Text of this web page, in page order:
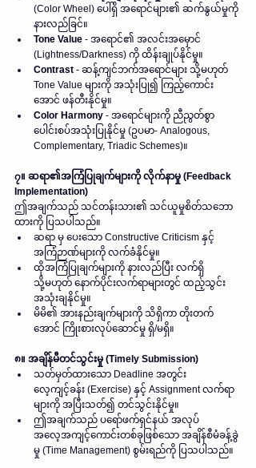
(Color Wheel) ပေါ်ရှိ အရောင်များ၏ ဆက်နွယ်မှုကို
နားလည်ခြင်။
Tone Value - အရောင်၏ အလင်းအမှောင်
(Lightness/Darkness) ကို ထိန်းချုပ်နိုင်မှု။
Contrast - ဆန့်ကျင်ဘက်အရောင်များ သို့မဟုတ်
Tone Value များကို အသုံးပြု၍ ကြည့်ကောင်း
အောင် ဖန်တီးနိုင်မှု။
Color Harmony - အရောင်များကို ညီညွတ်စွာ
ပေါင်းစပ်အသုံးပြုနိုင်မှု (ဥပမာ- Analogous,
Complementary, Triadic Schemes)။
၇။ ဆရာ၏အကြံပြုချက်များကို လိုက်နာမှု (Feedback
Implementation)
ဤအချက်သည် သင်တန်းသား၏ သင်ယူမှုစိတ်သဘော
ထားကို ပြသပါသည်။
ဆရာ မှ ပေးသော Constructive Criticism နှင့်
အကြံဉာဏ်များကို လက်ခံနိုင်မှု။
ထိုအကြံပြုချက်များကို နားလည်ပြီး လက်ရှိ
သို့မဟုတ် နောက်ပိုင်းလက်ရာများတွင် ထည့်သွင်း
အသုံးချနိုင်မှု။
မိမိ၏ အားနည်းချက်များကို သိရှိကာ တိုးတက်
အောင် ကြိုးစားလုပ်ဆောင်မှု ရှိ/မရှိ။
၈။ အချိန်မီတင်သွင်းမှု (Timely Submission)
သတ်မှတ်ထားသော Deadline အတွင်း
လေ့ကျင့်ခန်း (Exercise) နှင့် Assignment လက်ရာ
များကို အပြီးသတ်၍ တင်သွင်းနိုင်မှု။
ဤအချက်သည် ပရော်ဖက်ရှင်နယ် အလုပ်
အလေ့အကျင့်ကောင်းတစ်ခုဖြစ်သော အချိန်စီမံခန့်ခွဲ
မှု (Time Management) စွမ်းရည်ကို ပြသပါသည်။